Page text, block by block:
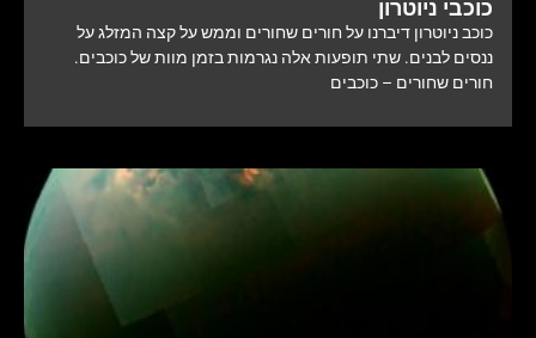
כוכבי ניוטרון
כוכב ניוטרון דיברנו על חורים שחורים וממש על קצה המזלג על
ננסים לבנים. שתי תופעות אלה נגרמות בזמן מוות של כוכבים.
חורים שחורים – כוכבים